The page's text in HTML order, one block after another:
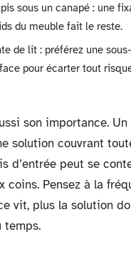
sous un canapé : une
du meuble fait le reste.
de lit : préférez une
pour écarter tout
son importance.
solution couvrant
d’entrée peut se
coins. Pensez à la
vit, plus la solution
temps.